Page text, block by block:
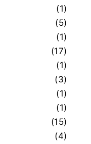
(1)
(5)
(1)
(17)
(1)
(3)
(1)
(1)
(15)
(4)